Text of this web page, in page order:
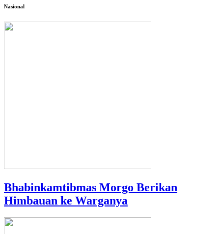
Nasional
Bhabinkamtibmas Morgo Berikan
Himbauan ke Warganya